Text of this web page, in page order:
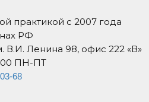
практикой с 2007 года
РФ
В.И. Ленина 98, офис 222 «В»
ПН-ПТ
68